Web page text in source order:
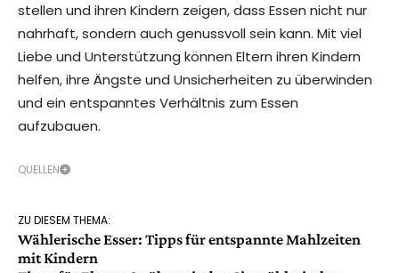
stellen und ihren Kindern zeigen, dass Essen nicht nur
nahrhaft, sondern auch genussvoll sein kann. Mit viel
Liebe und Unterstützung können Eltern ihren Kindern
helfen, ihre Ängste und Unsicherheiten zu überwinden
und ein entspanntes Verhältnis zum Essen
aufzubauen.
QUELLEN
ZU DIESEM THEMA:
Wählerische Esser: Tipps für entspannte Mahlzeiten
mit Kindern